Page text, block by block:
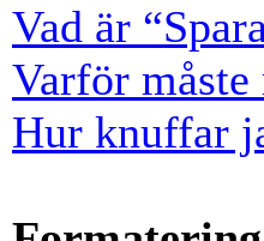
Vad är
Varför
Hur knuffar